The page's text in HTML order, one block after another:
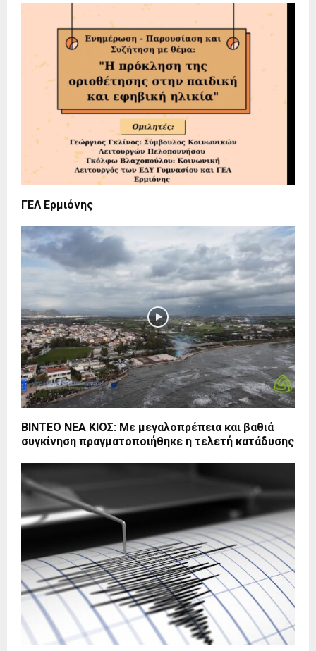
ΓΕΛ Ερμιόνης
BINTEO ΝΕΑ ΚΙΟΣ: Με μεγαλοπρέπεια και βαθιά
συγκίνηση πραγματοποιήθηκε η τελετή κατάδυσης